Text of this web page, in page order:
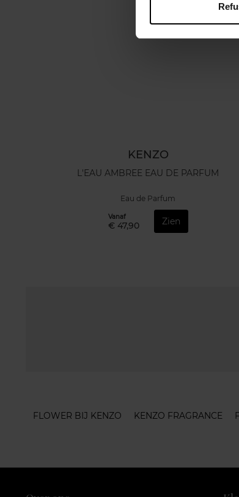
KENZO
L'EAU AMBREE EAU DE PARFUM
Eau de Parfum
Vanaf
€ 47,90 Zien
FLOWER BIJ KENZO KENZO FRAGRANCE